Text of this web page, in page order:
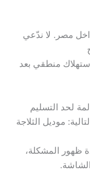
مصر. لا ندّعي
منطقي بعد
لحد التسليم
موديل الثلاجة
ظهور المشكلة،